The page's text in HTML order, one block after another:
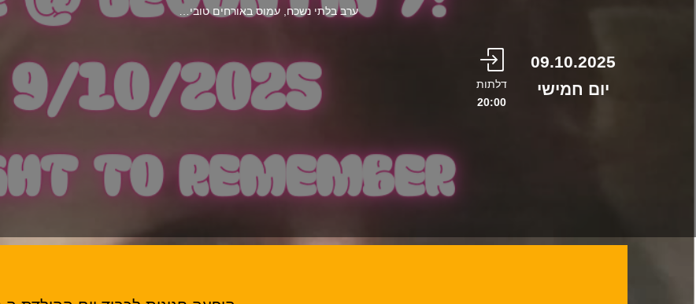
ערב בלתי נשכח, עמוס באורחים טובי…
09.10.2025
יום חמישי
דלתות
20:00